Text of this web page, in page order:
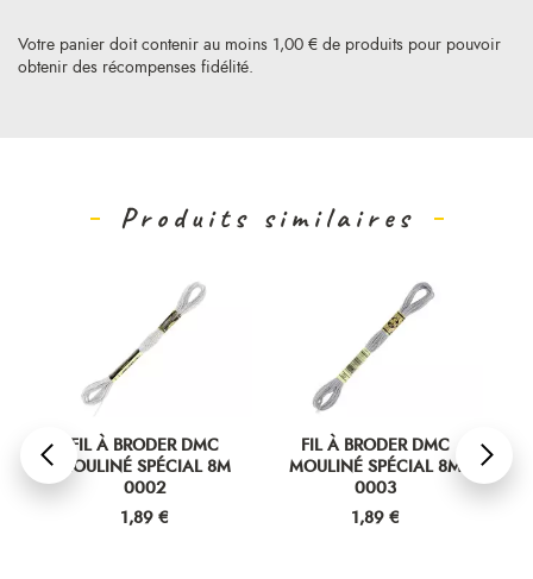
Votre panier doit contenir au moins 1,00 € de produits pour pouvoir
obtenir des récompenses fidélité.
Produits similaires
FIL À BRODER DMC
MOULINÉ SPÉCIAL 8M
0002
Prix
1,89 €
FIL À BRODER DMC
MOULINÉ SPÉCIAL 8M
0003
Prix
1,89 €